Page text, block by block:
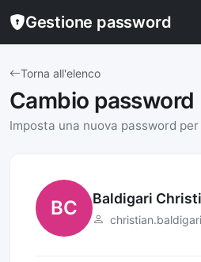
Gestione password
Torna all'elenco
Cambio password
Imposta una nuova password
BC Baldigari